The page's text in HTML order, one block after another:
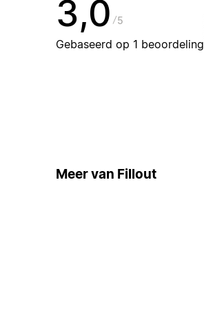
3,0 5
Gebaseerd op 1 beoordeling
Meer van Fillout